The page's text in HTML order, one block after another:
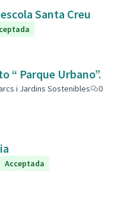
Santa Creu
“ Parque Urbano”.
i Jardins Sostenibles
0
Acceptada